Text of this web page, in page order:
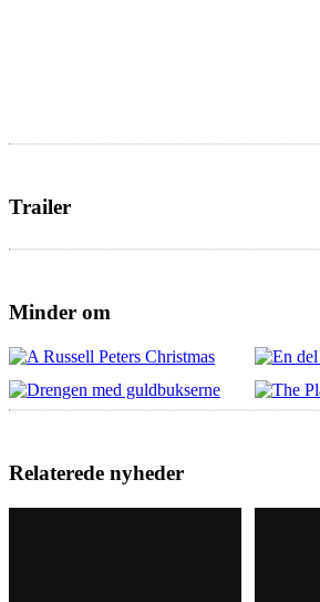
Trailer
Minder om
Relaterede nyheder